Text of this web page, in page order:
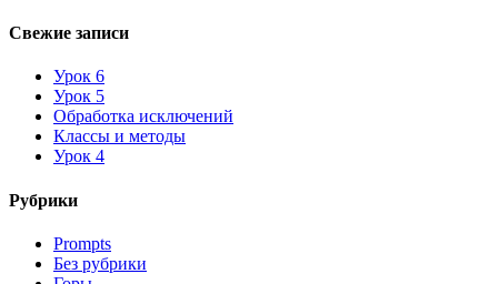
Свежие записи
Урок 6
Урок 5
Обработка исключений
Классы и методы
Урок 4
Рубрики
Prompts
Без рубрики